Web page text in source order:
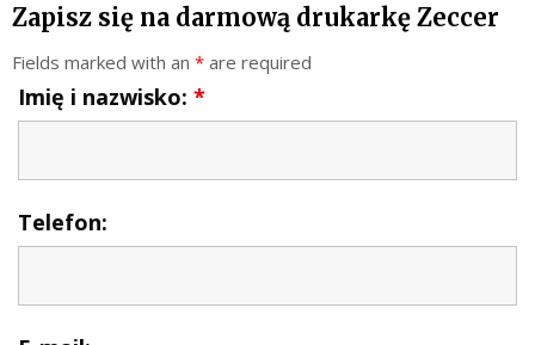
Zapisz się na darmową drukarkę Zeccer
Fields marked with an * are required
Imię i nazwisko: *
Telefon: